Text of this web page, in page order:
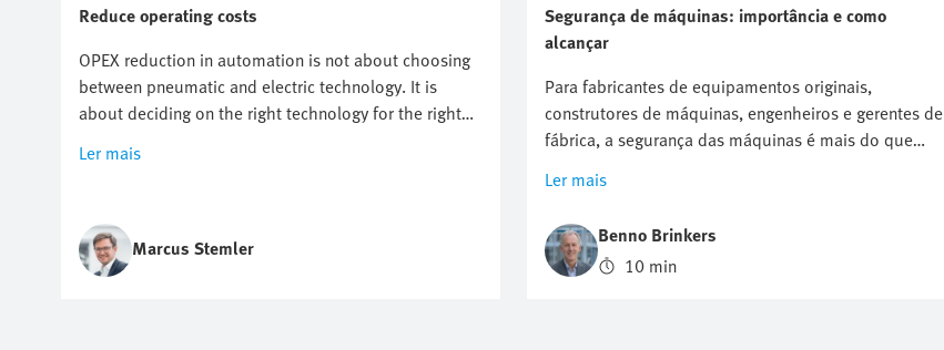
Reduce operating costs
OPEX reduction in automation is not about choosing
between pneumatic and electric technology. It is
about deciding on the right technology for the right
actually arise. But however useful energy targets,
they do not automatically point to one technology.
Ler mais
Marcus Stemler
Segurança de máquinas: importância e como
alcançar
Para fabricantes de equipamentos originais,
construtores de máquinas, engenheiros e gerentes de
fábrica, a segurança das máquinas é mais do que
responsabilidade para com os trabalhadores, um
compromisso com os clientes e uma vantagem
estratégica. Cada máquina na fábrica tem dois lados:
o potencial para impulsionar a produtividade e o
Ler mais
Benno Brinkers
10 min